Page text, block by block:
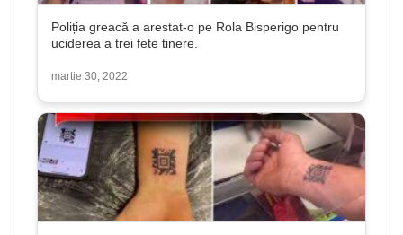
Poliția greacă a arestat-o ​​pe Rola Bisperigo pentru
uciderea a trei fete tinere.
martie 30, 2022